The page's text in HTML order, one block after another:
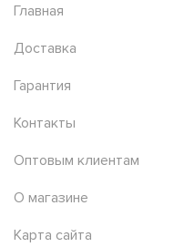
Главная
Доставка
Гарантия
Контакты
Оптовым клиентам
О магазине
Карта сайта